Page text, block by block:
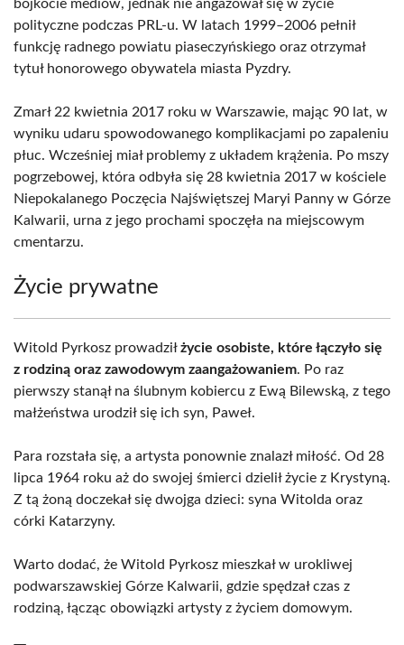
bojkocie mediów, jednak nie angażował się w życie
polityczne podczas PRL-u. W latach 1999–2006 pełnił
funkcję radnego powiatu piaseczyńskiego oraz otrzymał
tytuł honorowego obywatela miasta Pyzdry.
Zmarł 22 kwietnia 2017 roku w Warszawie, mając 90 lat, w
wyniku udaru spowodowanego komplikacjami po zapaleniu
płuc. Wcześniej miał problemy z układem krążenia. Po mszy
pogrzebowej, która odbyła się 28 kwietnia 2017 w kościele
Niepokalanego Poczęcia Najświętszej Maryi Panny w Górze
Kalwarii, urna z jego prochami spoczęła na miejscowym
cmentarzu.
Życie prywatne
Witold Pyrkosz prowadziłżycie osobiste, które łączyło się
z rodziną oraz zawodowym zaangażowaniem. Po raz
pierwszy stanął na ślubnym kobiercu z Ewą Bilewską, z tego
małżeństwa urodził się ich syn, Paweł.
Para rozstała się, a artysta ponownie znalazł miłość. Od 28
lipca 1964 roku aż do swojej śmierci dzielił życie z Krystyną.
Z tą żoną doczekał się dwojga dzieci: syna Witolda oraz
córki Katarzyny.
Warto dodać, że Witold Pyrkosz mieszkał w urokliwej
podwarszawskiej Górze Kalwarii, gdzie spędzał czas z
rodziną, łącząc obowiązki artysty z życiem domowym.